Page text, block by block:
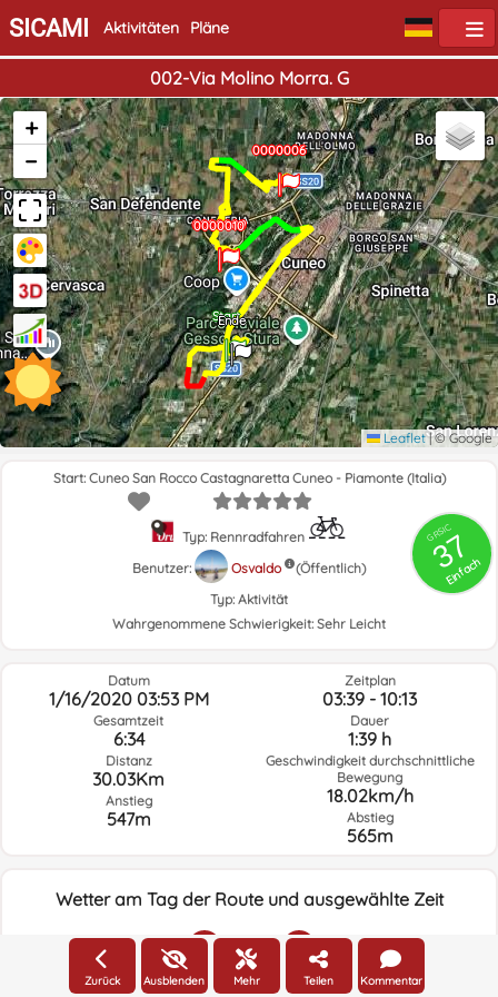
SICAMI Aktivitäten Pläne
002-Via Molino Morra. G
Start
Ende
0000005
0000006
0000006
0000008
0000009
0000010
+
−
Leaflet |© Google
GRSIC
37
Einfach
Start: Cuneo San Rocco Castagnaretta Cuneo - Piamonte (Italia)
Typ: Rennradfahren
Benutzer:
Osvaldo
(Öffentlich)
Typ: Aktivität
Wahrgenommene Schwierigkeit: Sehr Leicht
Datum
1/16/2020 03:53 PM
Gesamtzeit
6:34
Distanz
30.03Km
Anstieg
547m
Zeitplan
03:39 - 10:13
Dauer
1:39 h
Geschwindigkeit durchschnittliche
Bewegung
18.02km/h
Abstieg
565m
Wetter am Tag der Route und ausgewählte Zeit
02:00
Zurück Ausblenden Mehr Teilen Kommentar